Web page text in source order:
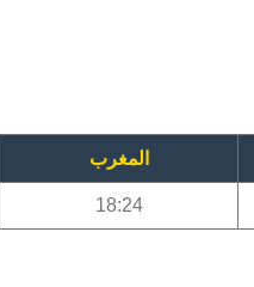
المغرب
18:24